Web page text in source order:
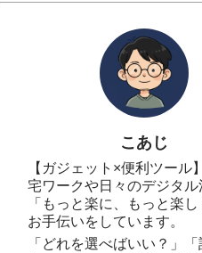
こあじ
【ガジェット×便利ツール
宅ワークや日々のデジタル
「もっと楽に、もっと楽
お手伝いをしています。
「どれを選べばいい？」